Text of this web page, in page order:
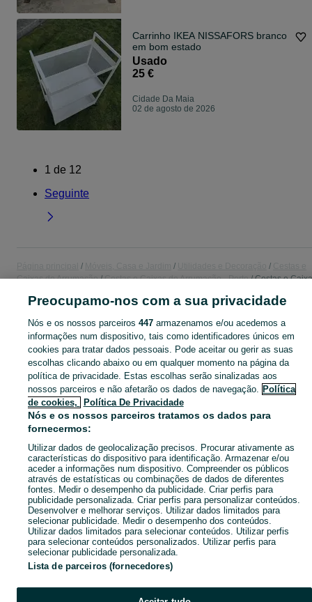
Carrinho IKEA NISSAFORS branco
em bom estado
Usado
25 €
Cidade Da Maia
02 de agosto de 2026
1 de 12
Seguinte
Caixas de Arrumação
Cestas e Caixas de Arrumação - Porto
Cestas e
CATEGORIA
Navegue pelos últimos anúncios de Cestas e Caixas de Arrumação em Cidade Da Maia no OLX Portugal. Compre e venda produtos locais com facilidade e segurança. Mostrar
Mapa do site
Mapa das freguesias
Mapa de mini-sites
Pesquisas populares
Preocupamo-nos com a sua privacidade
Nós e os nossos parceiros 447armazenamos e/ou acedemos a
informações num dispositivo, tais como identificadores únicos em
cookies para tratar dados pessoais. Pode aceitar ou gerir as suas
escolhas clicando abaixo ou em qualquer momento na página da
política de privacidade. Estas escolhas serão sinalizadas aos
nossos parceiros e não afetarão os dados de navegação. Política
de cookies,
Política De Privacidade
Nós e os nossos parceiros tratamos os dados para
fornecermos:
Utilizar dados de geolocalização precisos. Procurar ativamente as
características do dispositivo para identificação. Armazenar e/ou
aceder a informações num dispositivo. Compreender os públicos
através de estatísticas ou combinações de dados de diferentes
fontes. Medir o desempenho da publicidade. Criar perfis para
publicidade personalizada. Criar perfis para personalizar conteúdos.
Desenvolver e melhorar serviços. Utilizar dados limitados para
selecionar publicidade. Medir o desempenho dos conteúdos.
Utilizar dados limitados para selecionar conteúdos. Utilizar perfis
para selecionar conteúdos personalizados. Utilizar perfis para
selecionar publicidade personalizada.
Lista de parceiros (fornecedores)